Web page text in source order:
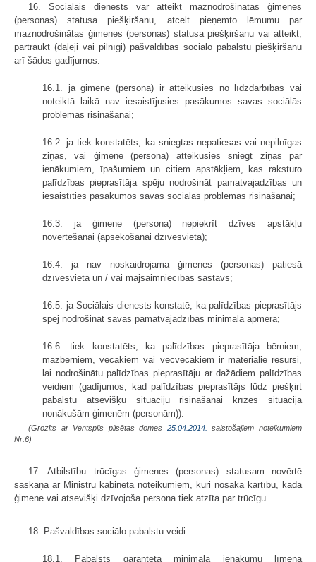
16. Sociālais dienests var atteikt maznodrošinātas ģimenes
(personas) statusa piešķiršanu, atcelt pieņemto lēmumu par
maznodrošinātas ģimenes (personas) statusa piešķiršanu vai atteikt,
pārtraukt (daļēji vai pilnīgi) pašvaldības sociālo pabalstu piešķiršanu
arī šādos gadījumos:
16.1. ja ģimene (persona) ir atteikusies no līdzdarbības vai
noteiktā laikā nav iesaistījusies pasākumos savas sociālās
problēmas risināšanai;
16.2. ja tiek konstatēts, ka sniegtas nepatiesas vai nepilnīgas
ziņas, vai ģimene (persona) atteikusies sniegt ziņas par
ienākumiem, īpašumiem un citiem apstākļiem, kas raksturo
palīdzības pieprasītāja spēju nodrošināt pamatvajadzības un
iesaistīties pasākumos savas sociālās problēmas risināšanai;
16.3. ja ģimene (persona) nepiekrīt dzīves apstākļu
novērtēšanai (apsekošanai dzīvesvietā);
16.4. ja nav noskaidrojama ģimenes (personas) patiesā
dzīvesvieta un / vai mājsaimniecības sastāvs;
16.5. ja Sociālais dienests konstatē, ka palīdzības pieprasītājs
spēj nodrošināt savas pamatvajadzības minimālā apmērā;
16.6. tiek konstatēts, ka palīdzības pieprasītāja bērniem,
mazbērniem, vecākiem vai vecvecākiem ir materiālie resursi,
lai nodrošinātu palīdzības pieprasītāju ar dažādiem palīdzības
veidiem (gadījumos, kad palīdzības pieprasītājs lūdz piešķirt
pabalstu atsevišķu situāciju risināšanai krīzes situācijā
nonākušām ģimenēm (personām)).
(Grozīts ar Ventspils pilsētas domes 25.04.2014.
saistošajiem noteikumiem
Nr.6)
17. Atbilstību trūcīgas ģimenes (personas) statusam novērtē
saskaņā ar Ministru kabineta noteikumiem, kuri nosaka kārtību, kādā
ģimene vai atsevišķi dzīvojoša persona tiek atzīta par trūcīgu.
18. Pašvaldības sociālo pabalstu veidi:
18.1. Pabalsts garantētā minimālā ienākumu līmeņa